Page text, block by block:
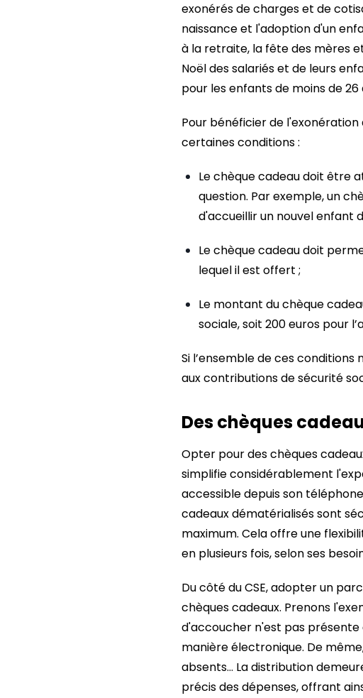
exonérés de charges et de
naissance et l'adoption d'un
à la retraite, la fête des mères
Noël des salariés et de leurs
pour les enfants de moins de
Pour bénéficier de
certaines conditions :
Le chèque cadeau doit être
question. Par exemple, un
d'accueillir un nouvel enfant
Le chèque cadeau doit
lequel il est offert ;
Le montant du chèque
sociale, soit 200 euros pour
Si l’ensemble de ces
aux contributions de sécurité
Des chèques
Opter pour des chèques
simplifie considérablement
accessible depuis son
cadeaux dématérialisés sont
maximum. Cela offre une
en plusieurs fois, selon ses
Du côté du CSE, adopter un
chèques cadeaux. Prenons
d'accoucher n'est pas présente
manière électronique. De
absents… La distribution
précis des dépenses, offrant